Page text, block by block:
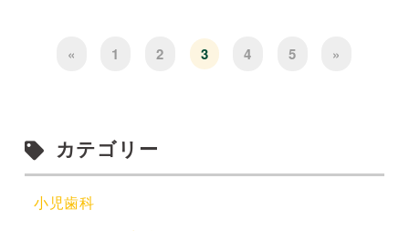
« 1 2 3 4 5 »
カテゴリー
小児歯科